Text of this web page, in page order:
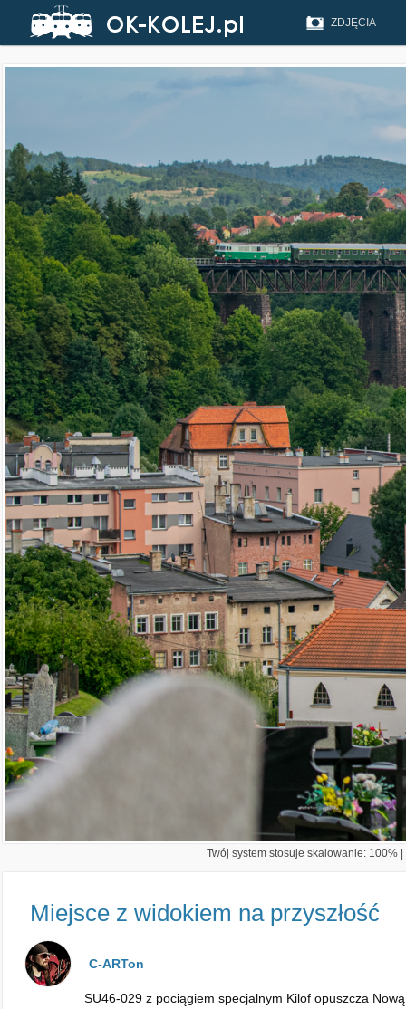
ZDJĘCIA
Twój system stosuje skalowanie: 100%
Miejsce z widokiem na przyszłość
C-ARTon
SU46-029 z pociągiem specjalnym Kilof opuszcza